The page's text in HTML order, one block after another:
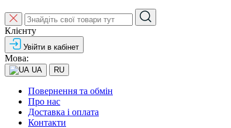
Клієнту
Увійти в кабінет
Мова:
UA RU
Повернення та обмін
Про нас
Доставка і оплата
Контакти